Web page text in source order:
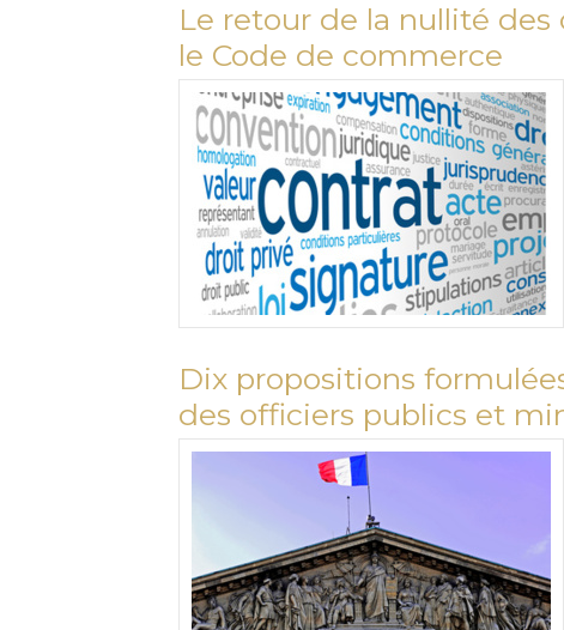
Le retour de la nullité
le Code de commerce
Dix propositions
des officiers publics et